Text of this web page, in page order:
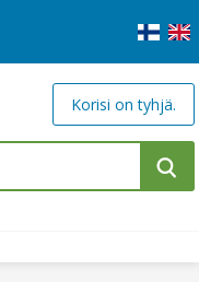
Korisi on tyhjä.